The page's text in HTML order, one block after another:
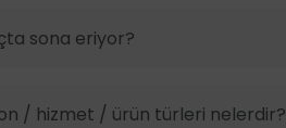
sona eriyor?
/ hizmet / ürün türleri nelerdir?